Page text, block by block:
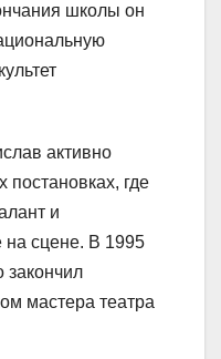
школы он
активно
постановках, где
и
на сцене. В 1995
закончил
мастера театра